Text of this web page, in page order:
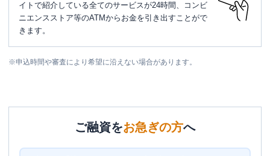
イトで紹介している全てのサービスが24時間、コンビ
ニエンスストア等のATMからお金を引き出すことがで
きます。
※申込時間や審査により希望に沿えない場合があります。
ご融資をお急ぎの方へ